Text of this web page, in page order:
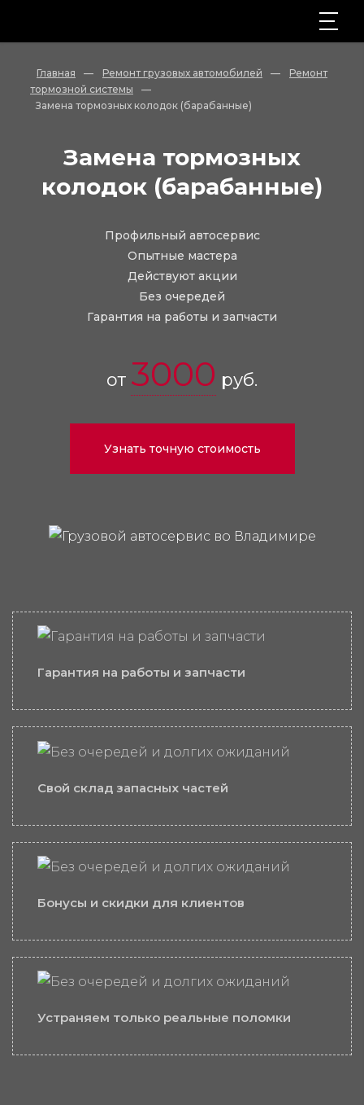
Главная — Ремонт грузовых автомобилей —
Ремонт
тормозной системы
—
Замена тормозных колодок (барабанные)
Замена тормозных
колодок (барабанные)
Профильный автосервис
Опытные мастера
Действуют акции
Без очередей
Гарантия на работы и запчасти
от 3000 руб.
Узнать точную стоимость
Гарантия на работы и запчасти
Свой склад запасных частей
Бонусы и скидки для клиентов
Устраняем только реальные поломки